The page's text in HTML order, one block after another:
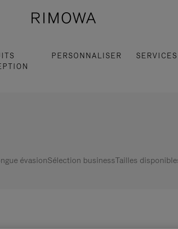
PERSONNALISER SERVICES
évasionSélection businessTailles